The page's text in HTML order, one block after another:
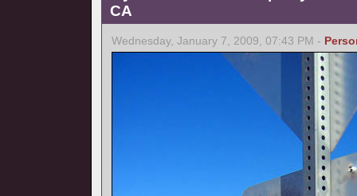
CA
Wednesday, January 7, 2009, 07:43 PM -